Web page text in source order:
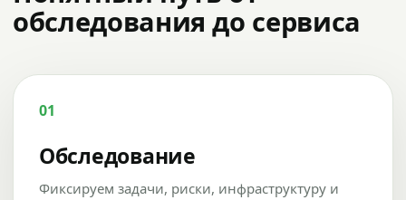
обследования до сервиса
01
Обследование
Фиксируем задачи, риски, инфраструктуру и